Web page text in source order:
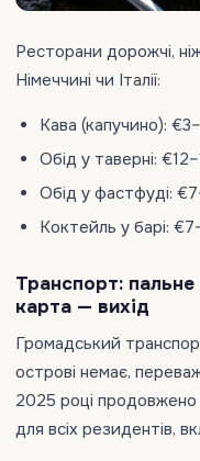
Ресторани дорожчі,
Німеччині чи Італії:
Кава (капучино):
Обід у таверні:
Обід у фастфуді:
Коктейль у барі:
Транспорт:
карта — вихід
Громадський
острові немає,
2025 році продовжено
для всіх резидентів,